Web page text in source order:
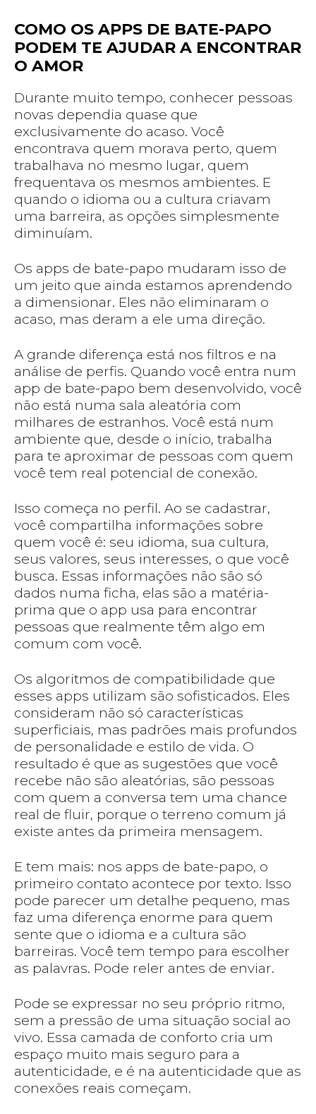
COMO OS APPS DE BATE-PAPO
PODEM TE AJUDAR A ENCONTRAR
O AMOR
Durante muito tempo, conhecer pessoas
novas dependia quase que
exclusivamente do acaso. Você
encontrava quem morava perto, quem
trabalhava no mesmo lugar, quem
frequentava os mesmos ambientes. E
quando o idioma ou a cultura criavam
uma barreira, as opções simplesmente
diminuíam.
Os apps de bate-papo mudaram isso de
um jeito que ainda estamos aprendendo
a dimensionar. Eles não eliminaram o
acaso, mas deram a ele uma direção.
A grande diferença está nos filtros e na
análise de perfis. Quando você entra num
app de bate-papo bem desenvolvido, você
não está numa sala aleatória com
milhares de estranhos. Você está num
ambiente que, desde o início, trabalha
para te aproximar de pessoas com quem
você tem real potencial de conexão.
Isso começa no perfil. Ao se cadastrar,
você compartilha informações sobre
quem você é: seu idioma, sua cultura,
seus valores, seus interesses, o que você
busca. Essas informações não são só
dados numa ficha, elas são a matéria-
prima que o app usa para encontrar
pessoas que realmente têm algo em
comum com você.
Os algoritmos de compatibilidade que
esses apps utilizam são sofisticados. Eles
consideram não só características
superficiais, mas padrões mais profundos
de personalidade e estilo de vida. O
resultado é que as sugestões que você
recebe não são aleatórias, são pessoas
com quem a conversa tem uma chance
real de fluir, porque o terreno comum já
existe antes da primeira mensagem.
E tem mais: nos apps de bate-papo, o
primeiro contato acontece por texto. Isso
pode parecer um detalhe pequeno, mas
faz uma diferença enorme para quem
sente que o idioma e a cultura são
barreiras. Você tem tempo para escolher
as palavras. Pode reler antes de enviar.
Pode se expressar no seu próprio ritmo,
sem a pressão de uma situação social ao
vivo. Essa camada de conforto cria um
espaço muito mais seguro para a
autenticidade, e é na autenticidade que as
conexões reais começam.